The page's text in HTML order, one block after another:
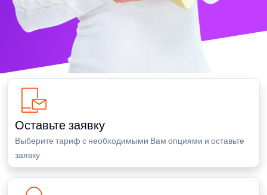
Оставьте заявку
Выберите тариф с необходимыми Вам опциями и оставьте
заявку